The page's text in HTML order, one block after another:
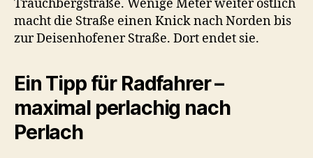
Trauchbergstraße. Wenige Meter weiter östlich
macht die Straße einen Knick nach Norden bis
zur Deisenhofener Straße. Dort endet sie.
Ein Tipp für Radfahrer –
maximal perlachig nach
Perlach